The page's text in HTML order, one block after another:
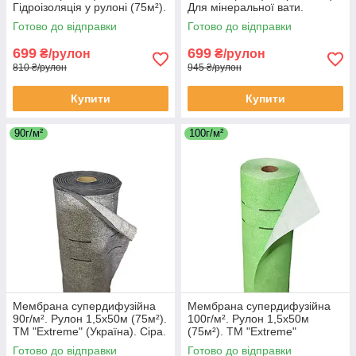
Гідроізоляція у рулоні (75м²).
Готово до відправки
699 ₴/рулон
810 ₴/рулон
Купити
Для мінеральної вати.
Щільність 75г/м².
Готово до відправки
699 ₴/рулон
945 ₴/рулон
Купити
90г/м²
Мембрана супердифузійна
90г/м². Рулон 1,5х50м (75м²).
ТМ "Extreme" (Україна). Сіра.
Готово до відправки
100г/м²
Мембрана супердифузійна
100г/м². Рулон 1,5х50м
(75м²). ТМ "Extreme"
(Україна). Зелена.
Готово до відправки